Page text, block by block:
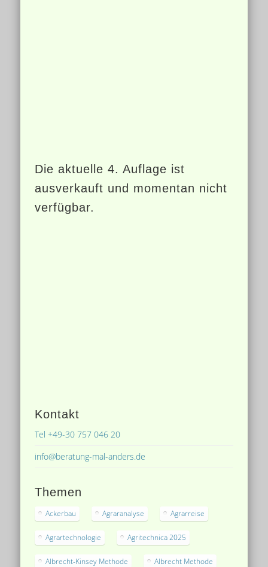
Die aktuelle 4. Auflage ist
ausverkauft und momentan nicht
verfügbar.
Kontakt
Tel +49-30 757 046 20
info@beratung-mal-anders.de
Themen
Ackerbau Agraranalyse Agrarreise
Agrartechnologie Agritechnica 2025
Albrecht-Kinsey Methode Albrecht Methode